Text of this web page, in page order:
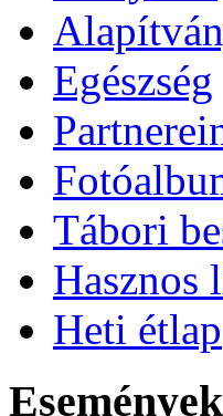
Egészség
Tábori
Hasznos
Heti étlap
Események